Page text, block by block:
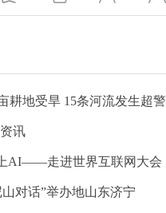
耕地受旱 15条河流发生超警
讯
AI——走进世界互联网大会
对话”举办地山东济宁